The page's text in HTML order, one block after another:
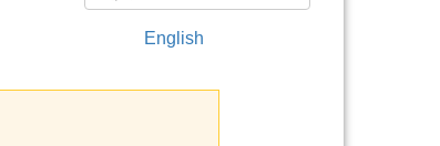
English